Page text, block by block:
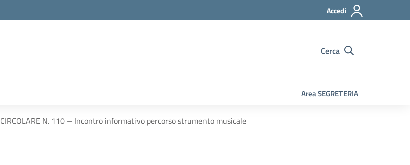
Accedi
Cerca
Area SEGRETERIA
CIRCOLARE N. 110 – Incontro informativo percorso strumento musicale